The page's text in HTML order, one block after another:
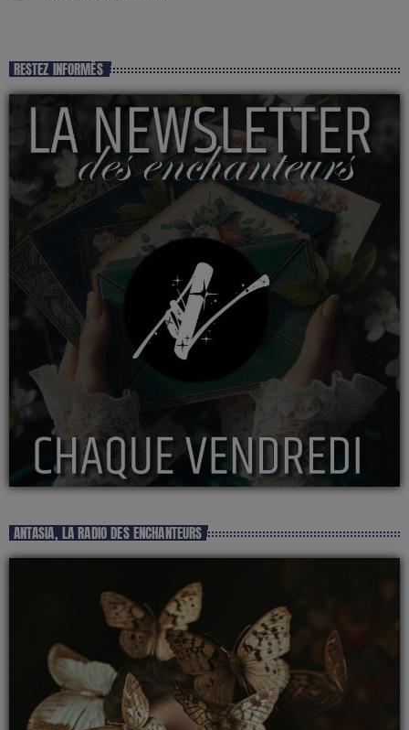
RESTEZ INFORMÉS
ANTASIA, LA RADIO DES ENCHANTEURS